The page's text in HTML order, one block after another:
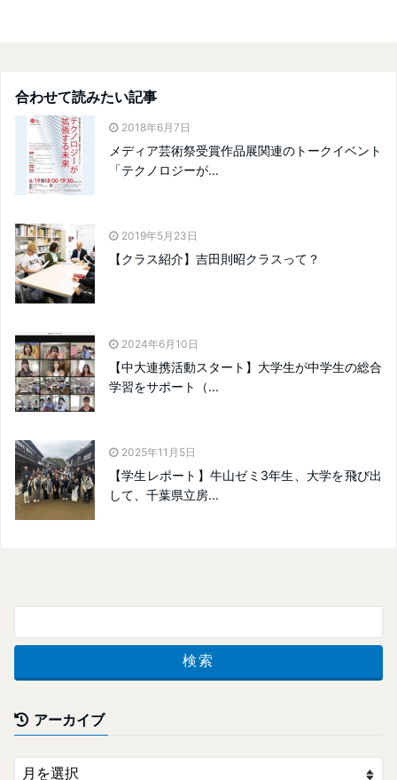
合わせて読みたい記事
2018年6月7日
メディア芸術祭受賞作品展関連のトークイベント
「テクノロジーが...
2019年5月23日
【クラス紹介】吉田則昭クラスって？
2024年6月10日
【中大連携活動スタート】大学生が中学生の総合
学習をサポート（...
2025年11月5日
【学生レポート】牛山ゼミ3年生、大学を飛び出
して、千葉県立房...
アーカイブ